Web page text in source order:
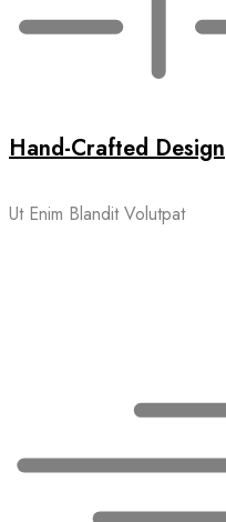
Hand-Crafted Design
Ut Enim Blandit Volutpat